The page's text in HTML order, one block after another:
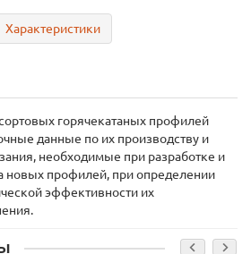
Характеристики
горячекатаных профилей
данные по их производству и
необходимые при разработке и
новых профилей, при определении
эффективности их